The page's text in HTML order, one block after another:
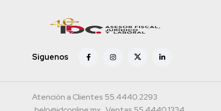
Siguenos
Atención a Clientes 55.4440.2293